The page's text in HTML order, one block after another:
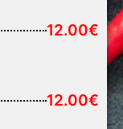
12.00€
12.00€